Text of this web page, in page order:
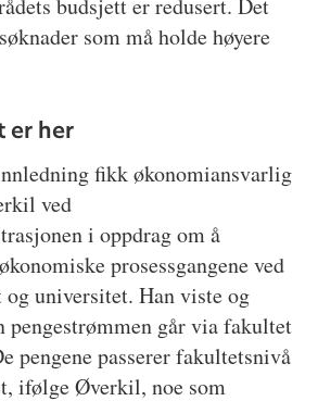
budsjett er redusert. Det
som må holde høyere
er her
fikk økonomiansvarlig
ved
i oppdrag om å
prosessgangene ved
universitet. Han viste og
pengestrømmen går via fakultet
pengene passerer fakultetsnivå
ifølge Øverkil, noe som